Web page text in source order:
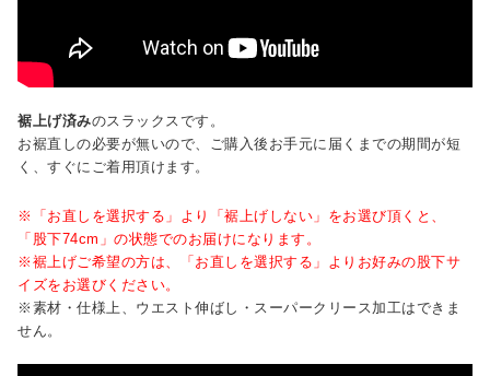
裾上げ済みのスラックスです。
お裾直しの必要が無いので、ご購入後お手元に届くまでの期間が短
く、すぐにご着用頂けます。
※「お直しを選択する」より「裾上げしない」をお選び頂くと、
「股下74cm」の状態でのお届けになります。
※裾上げご希望の方は、「お直しを選択する」よりお好みの股下サ
イズをお選びください。
※素材・仕様上、ウエスト伸ばし・スーパークリース加工はできま
せん。